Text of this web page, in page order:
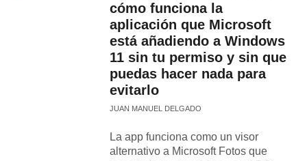
cómo funciona la
aplicación que Microsoft
está añadiendo a Windows
11 sin tu permiso y sin que
puedas hacer nada para
evitarlo
JUAN MANUEL DELGADO
La app funciona como un visor
alternativo a Microsoft Fotos que